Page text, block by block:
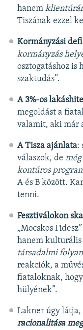
hanem
Tiszának ezzel
Kormányzási
kormányzás
osztogatáshoz is
szaktudás”.
A 3%-os
megoldást a
valamit, aki már
A Tisza ajánlata:
válaszok, de
kontúros
A és B között.
tenni.
Fesztiválokon
„Mocskos
hanem kulturális
társadalmi
reakciók, a
fiataloknak,
hülyének”.
Lakner úgy látja,
racionalitása